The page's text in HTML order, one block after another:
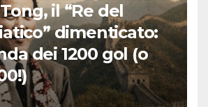
il “Re del
dimenticato:
dei 1200 gol (o